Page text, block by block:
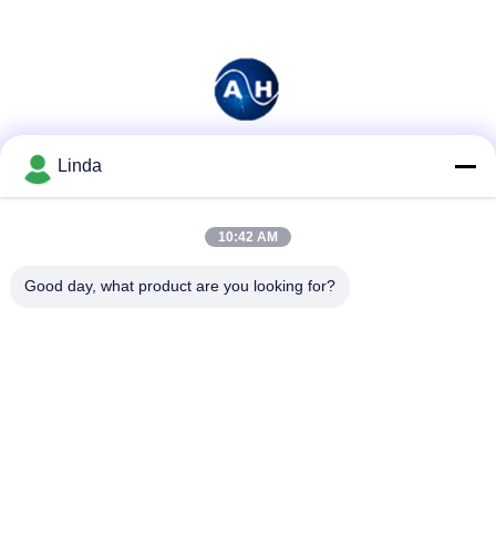
迅速な連絡
Linda
10:42 AM
Good day, what product are you looking for?